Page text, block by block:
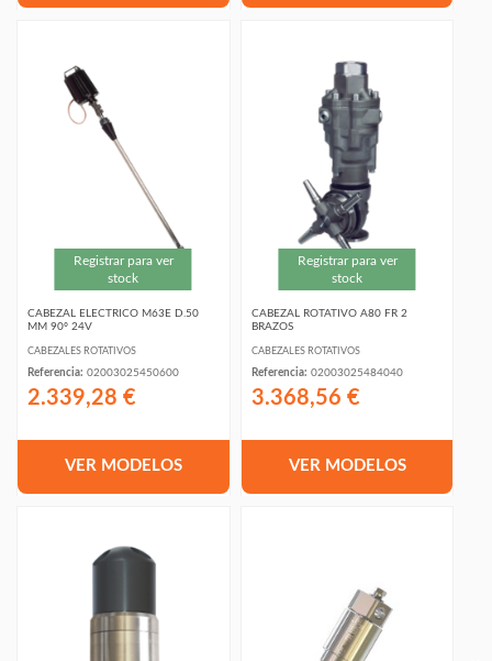
Registrar para ver
stock
CABEZAL ELECTRICO M63E D.50
MM 90º 24V
CABEZALES ROTATIVOS
Referencia: 02003025450600
2.339,28 €
VER MODELOS
Registrar para ver
stock
CABEZAL ROTATIVO A80 FR 2
BRAZOS
CABEZALES ROTATIVOS
Referencia: 02003025484040
3.368,56 €
VER MODELOS